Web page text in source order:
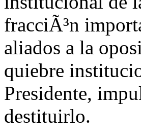
fracciÃ³n
aliados a la
quiebre
Presidente,
destituirlo.